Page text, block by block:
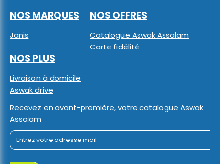
NOS MARQUES
Janis
NOS OFFRES
Catalogue Aswak Assalam
Carte fidélité
NOS PLUS
Livraison à domicile
Aswak drive
Recevez en avant-première, votre catalogue Aswak
Assalam